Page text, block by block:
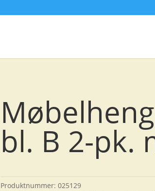
bl. B 2-pk.
Produktnummer:025129